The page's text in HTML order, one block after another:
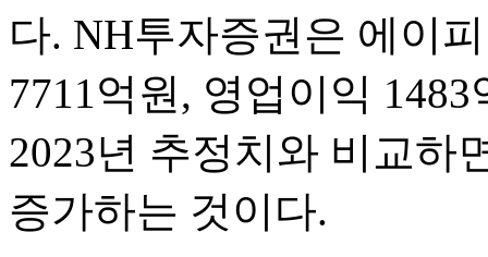
다. NH투자증권은 에이
7711억원, 영업이익
2023년 추정치와 비교하
증가하는 것이다.